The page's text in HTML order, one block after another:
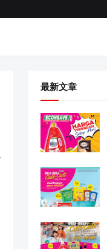
最新文章